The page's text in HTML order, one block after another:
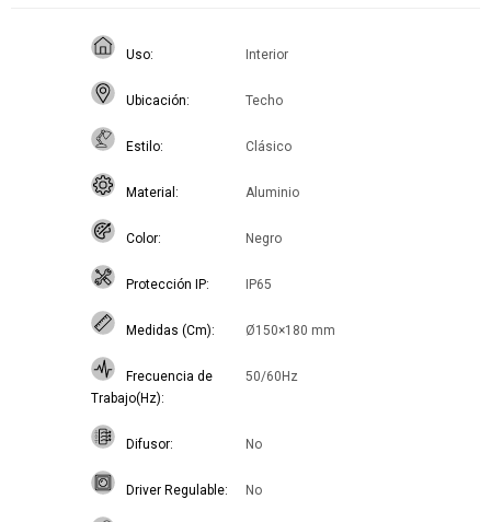
Uso Interior
Ubicación Techo
Estilo Clásico
Material Aluminio
Color Negro
Protección IP IP65
Medidas (Cm) Ø150×180 mm
Frecuencia de
Trabajo(Hz)
50/60Hz
Difusor No
Driver Regulable No